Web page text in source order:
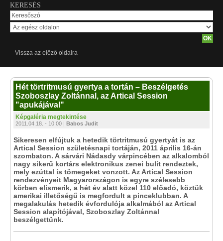
KERESÉS
Vissza az előző oldalra
Hét törtritmusú gyertya a tortán – Beszélgetés
Szoboszlay Zoltánnal, az Artical Session
"apukájával"
Képgaléria megtekintése
2011.04.18. - 10:00 | Babos Judit
Sikeresen elfújtuk a hetedik törtritmusú gyertyát is az
Artical Session születésnapi tortáján, 2011 április 16-án
szombaton. A sárvári Nádasdy várpincében az alkalomból
nagy sikerű kortárs elektronikus zenei bulit rendeztek,
mely ezúttal is tömegeket vonzott. Az Artical Session
rendezvényeit Magyarországon is egyre szélesebb
körben elismerik, a hét év alatt közel 110 előadó, köztük
amerikai illetőségű is megfordult a pinceklubban. A
megalakulás hetedik évfordulója alkalmából az Artical
Session alapítójával, Szoboszlay Zoltánnal
beszélgettünk.